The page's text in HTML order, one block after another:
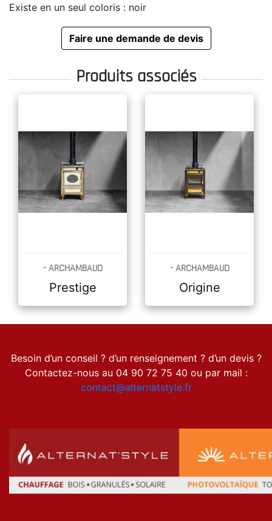
Existe en un seul coloris : noir
Faire une demande de devis
Produits associés
-ARCHAMBAUD
Prestige
-ARCHAMBAUD
Origine
Besoin d’un conseil ? d’un renseignement ? d’un devis ?
Contactez-nous au 04 90 72 75 40 ou par mail :
contact@alternatstyle.fr